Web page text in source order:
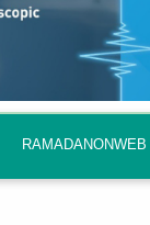
RAMADANONWEB